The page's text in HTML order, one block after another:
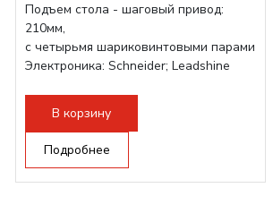
Подъем стола - шаговый привод:
210мм,
с четырьмя шариковинтовыми парами
Электроника: Schneider; Leadshine
В корзину
Подробнее